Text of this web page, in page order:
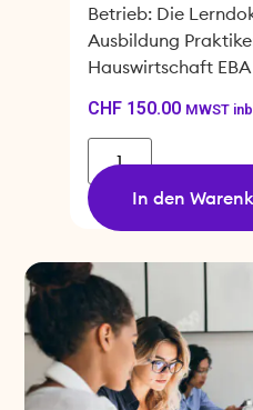
Betrieb: Die
Ausbildung
Hauswirtschaft EBA
CHF150.00 MWST
In den